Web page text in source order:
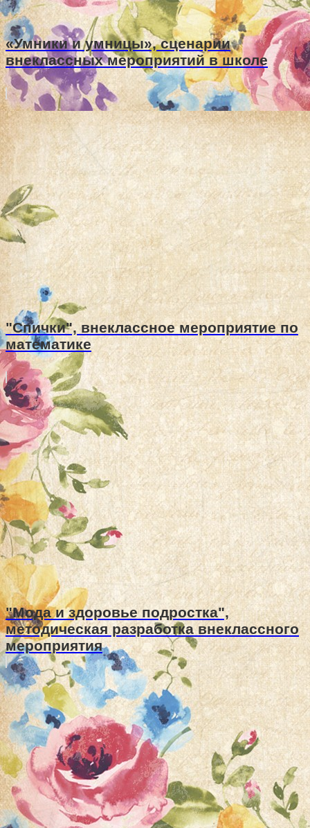
«Умники и умницы», сценарии
внеклассных мероприятий в школе
"Спички", внеклассное мероприятие по
математике
"Мода и здоровье подростка",
методическая разработка внеклассного
мероприятия